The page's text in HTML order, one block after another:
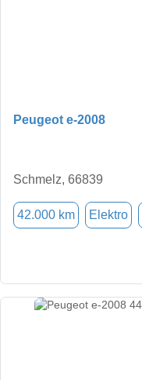
Peugeot e-2008
Schmelz, 66839
42.000 km Elektro